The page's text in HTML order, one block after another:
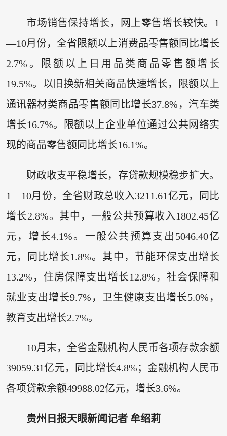
市场销售保持增长，网上零售增长较快。1
—10月份，全省限额以上消费品零售额同比增长
2.7%。限额以上日用品类商品零售额增长
19.5%。以旧换新相关商品快速增长，限额以上
通讯器材类商品零售额同比增长37.8%，汽车类
增长16.7%。限额以上企业单位通过公共网络实
现的商品零售额同比增长16.1%。
财政收支平稳增长，存贷款规模稳步扩大。
1—10月份，全省财政总收入3211.61亿元，同比
增长2.8%。其中，一般公共预算收入1802.45亿
元，增长4.1%。一般公共预算支出5046.40亿
元，同比增长1.8%。其中，节能环保支出增长
13.2%，住房保障支出增长12.8%，社会保障和
就业支出增长9.7%，卫生健康支出增长5.0%，
教育支出增长2.7%。
10月末，全省金融机构人民币各项存款余额
39059.31亿元，同比增长4.8%；金融机构人民币
各项贷款余额49988.02亿元，增长3.6%。
贵州日报天眼新闻记者 牟绍莉